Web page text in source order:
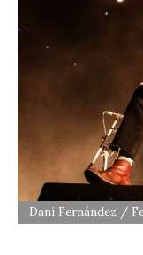
Dani Fernández /